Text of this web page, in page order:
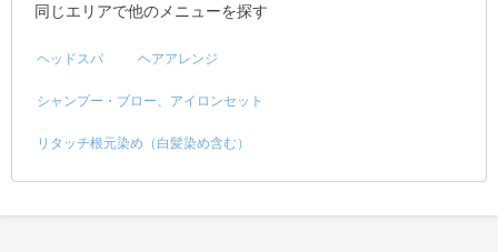
同じエリアで他のメニューを探す
ヘッドスパ ヘアアレンジ
シャンプー・ブロー、アイロンセット
リタッチ根元染め（白髪染め含む）